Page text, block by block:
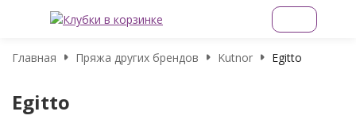
Главная Пряжа других брендов Kutnor Egitto
Egitto